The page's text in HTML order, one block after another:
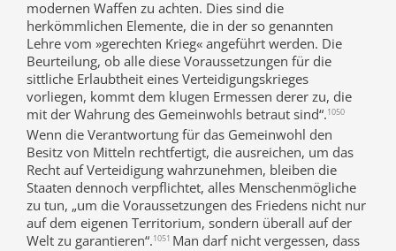
modernen Waffen zu achten. Dies sind die
herkömmlichen Elemente, die in der so genannten
Lehre vom »gerechten Krieg« angeführt werden. Die
Beurteilung, ob alle diese Voraussetzungen für die
sittliche Erlaubtheit eines Verteidigungskrieges
vorliegen, kommt dem klugen Ermessen derer zu, die
mit der Wahrung des Gemeinwohls betraut sind“.1050
Wenn die Verantwortung für das Gemeinwohl den
Besitz von Mitteln rechtfertigt, die ausreichen, um das
Recht auf Verteidigung wahrzunehmen, bleiben die
Staaten dennoch verpflichtet, alles Menschenmögliche
zu tun, „um die Voraussetzungen des Friedens nicht nur
auf dem eigenen Territorium, sondern überall auf der
Welt zu garantieren“.1051 Man darf nicht vergessen, dass